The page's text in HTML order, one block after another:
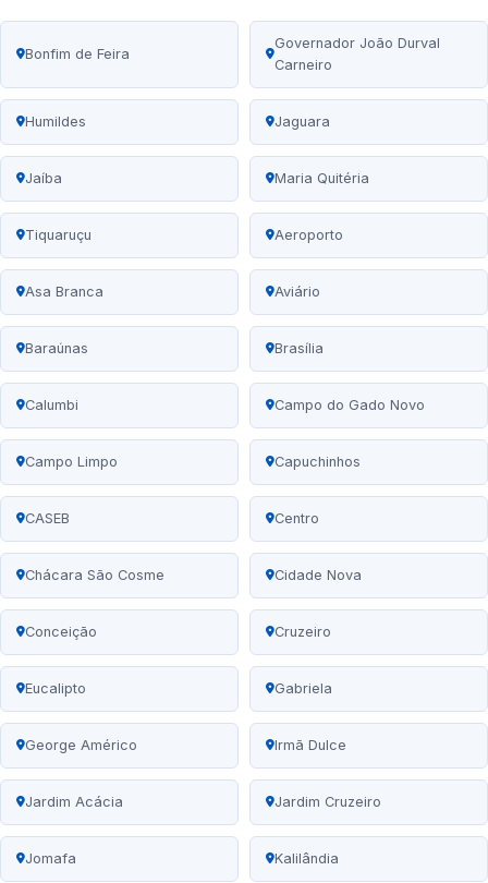
Bonfim de Feira
Governador João Durval
Carneiro
Humildes Jaguara
Jaíba Maria Quitéria
Tiquaruçu Aeroporto
Asa Branca Aviário
Baraúnas Brasília
Calumbi Campo do Gado Novo
Campo Limpo Capuchinhos
CASEB Centro
Chácara São Cosme Cidade Nova
Conceição Cruzeiro
Eucalipto Gabriela
George Américo Irmã Dulce
Jardim Acácia Jardim Cruzeiro
Jomafa Kalilândia